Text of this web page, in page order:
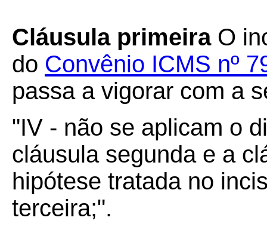
Cláusula primeiraO
do Convênio ICMS nº
passa a vigorar com a
"IV - não se aplicam o
cláusula segunda e a
hipótese tratada no
terceira;".